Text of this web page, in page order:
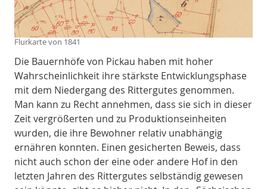
Flurkarte von 1841
Die Bauernhöfe von Pickau haben mit hoher
Wahrscheinlichkeit ihre stärkste Entwicklungsphase
mit dem Niedergang des Rittergutes genommen.
Man kann zu Recht annehmen, dass sie sich in dieser
Zeit vergrößerten und zu Produktionseinheiten
wurden, die ihre Bewohner relativ unabhängig
ernähren konnten. Einen gesicherten Beweis, dass
nicht auch schon der eine oder andere Hof in den
letzten Jahren des Rittergutes selbständig gewesen